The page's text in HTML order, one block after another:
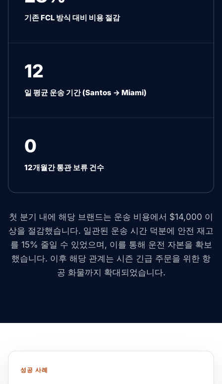
기존 FCL 방식 대비 비용 절감
12
일 평균 운송 기간 (Santos → Miami)
0
12개월간 통관 보류 건수
첫 분기 내에 해당 브랜드는 운송 비용에서 $14,000 이
상을 절감했습니다. 일관된 운송 시간 덕분에 안전 재고
를 15% 줄일 수 있었으며, 이를 통해 운전 자본을 확보
했습니다. 이후 해당 관계는 시즌 긴급 주문을 위한 항
공 화물까지 확대되었습니다.
성공 사례